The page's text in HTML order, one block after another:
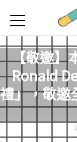
首頁
最新消息
學程簡介
師資陣容
課程規劃
【敬邀】
Ronald
禮」，敬邀